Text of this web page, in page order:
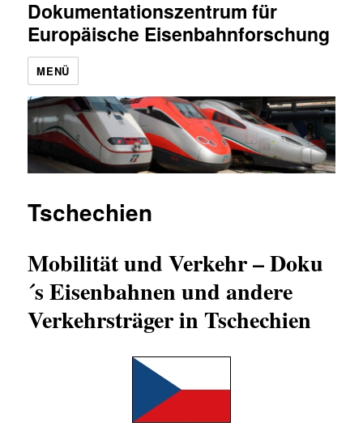
Dokumentationszentrum für
Europäische Eisenbahnforschung
MENÜ
Tschechien
Mobilität und Verkehr – Doku
´s Eisenbahnen und andere
Verkehrsträger in Tschechien